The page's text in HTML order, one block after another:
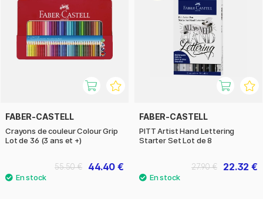
FABER-CASTELL
Crayons de couleur Colour Grip
Lot de 36 (3 ans et +)
44.40 €
55.50 €
FABER-CASTELL
PITT Artist Hand Lettering
Starter Set Lot de 8
22.32 €
27.90 €